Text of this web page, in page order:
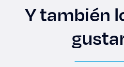
Aspirantes
Y también